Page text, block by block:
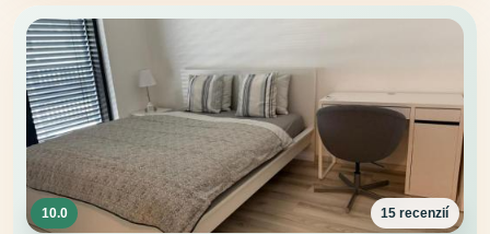
10.0 15 recenzií